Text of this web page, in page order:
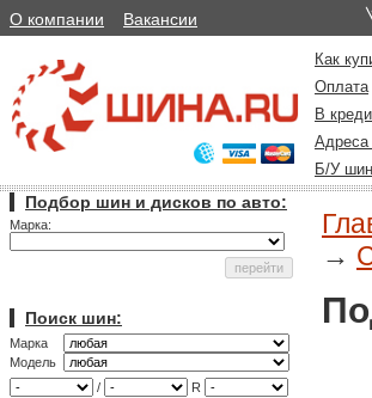
О компании Вакансии
Как
Оплата
В
Адреса
Б/У
Подбор шин и дисков по авто:
Марка:
Поиск шин:
Марка
Модель
/
R
→